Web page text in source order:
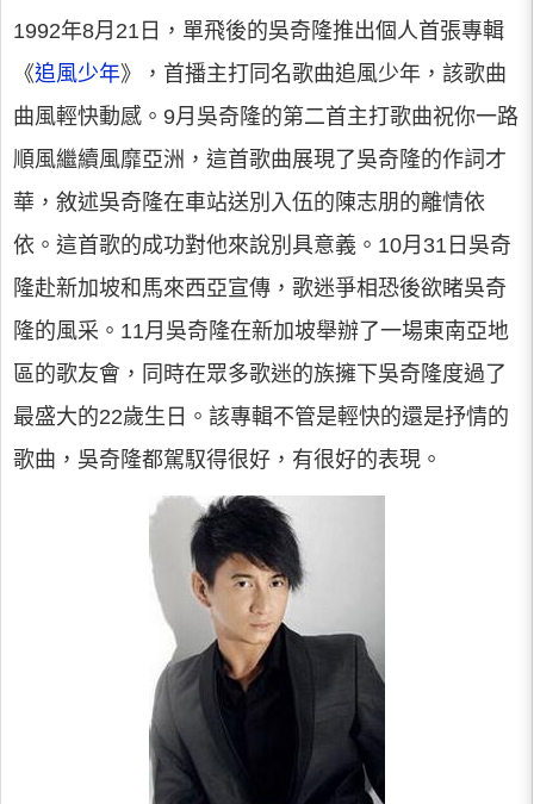
1992年8月21日，單飛後的吳奇隆推出個人首張專輯
《追風少年》，首播主打同名歌曲追風少年，該歌曲
曲風輕快動感。9月吳奇隆的第二首主打歌曲祝你一路
順風繼續風靡亞洲，這首歌曲展現了吳奇隆的作詞才
華，敘述吳奇隆在車站送別入伍的陳志朋的離情依
依。這首歌的成功對他來說別具意義。10月31日吳奇
隆赴新加坡和馬來西亞宣傳，歌迷爭相恐後欲睹吳奇
隆的風采。11月吳奇隆在新加坡舉辦了一場東南亞地
區的歌友會，同時在眾多歌迷的族擁下吳奇隆度過了
最盛大的22歲生日。該專輯不管是輕快的還是抒情的
歌曲，吳奇隆都駕馭得很好，有很好的表現。